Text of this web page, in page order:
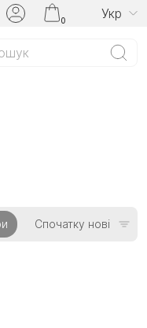
0 Укр
Спочатку нові